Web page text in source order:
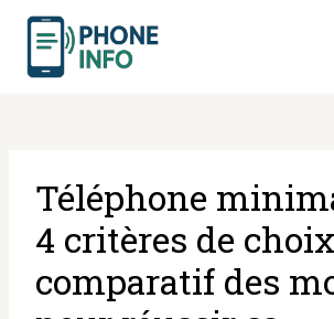
Aller
Téléphone
4 critères de
comparatif des